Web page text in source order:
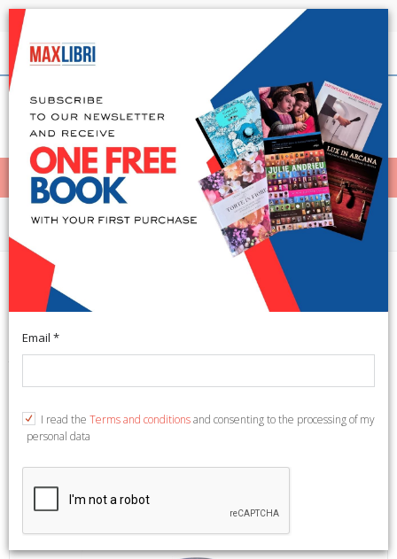
Shipping in 24h for all available books
English
< Home
MENÙ
Arts and Architecture
Guida 100 ceramiche di Faenza.
Dal Medioevo al XX secolo
paperback, pp. 112, ill. (Narrativa).
Email *
I read the Terms and conditionsand consenting to the processing of my
personal data